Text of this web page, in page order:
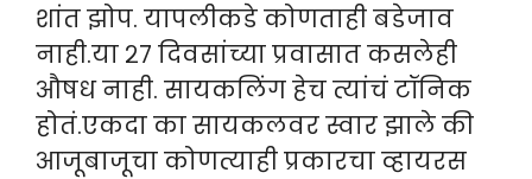
शांत झोप. यापलीकडे कोणताही बडेजाव
नाही.या २७ दिवसांच्या प्रवासात कसलेही
औषध नाही. सायकलिंग हेच त्यांचं टॉनिक
होतं.एकदा का सायकलवर स्वार झाले की
आजूबाजूचा कोणत्याही प्रकारचा व्हायरस